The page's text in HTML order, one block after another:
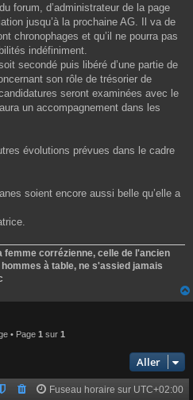
forum, d’administrateur de la page
jusqu’à la prochaine AG. Il va de
chronophages et qu’il ne pourra pas
indéfiniment.
secondé puis libéré d’une partie de
son rôle de trésorier de
seront examinées avec le
un accompagnement dans les
évolutions prévues dans le cadre
soient encore aussi belle qu’elle a
femme corrézienne, celle de l'ancien
à table, ne s'assied jamais
• Page 1 sur 1
Aller
Fuseau horaire sur UTC+02:00